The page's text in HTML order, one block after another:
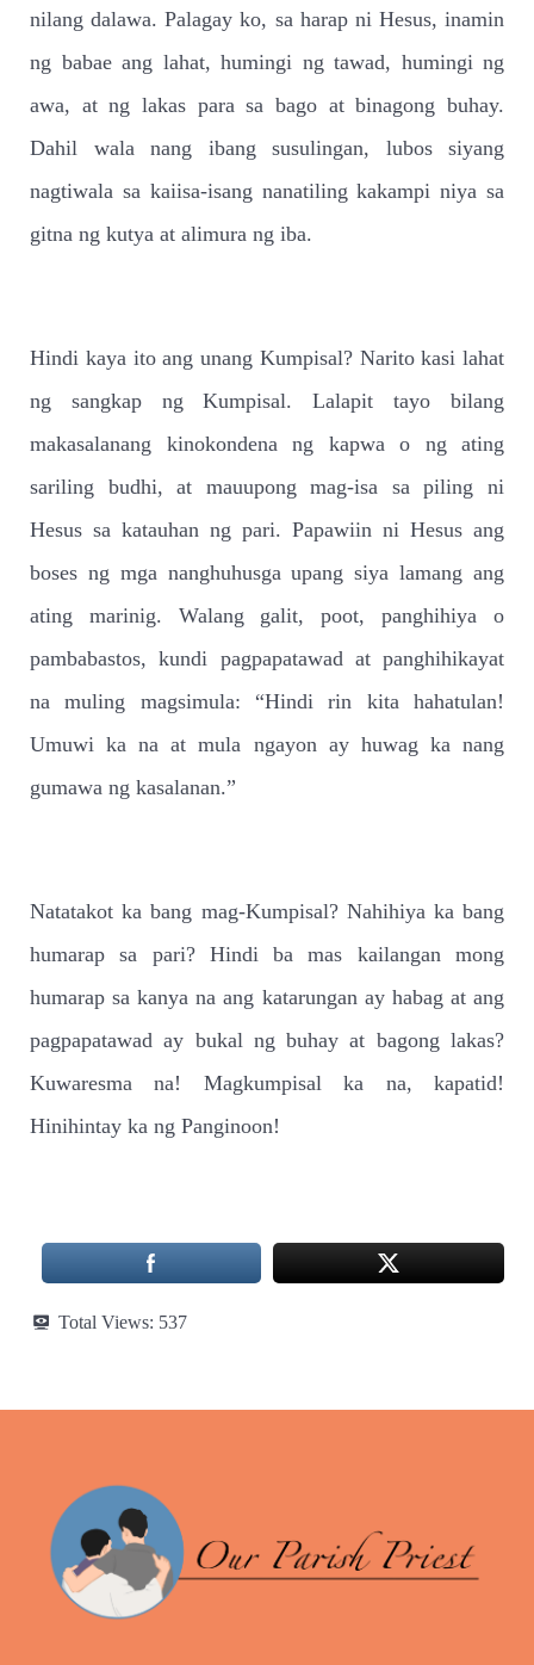
nilang dalawa. Palagay ko, sa harap ni Hesus, inamin
ng babae ang lahat, humingi ng tawad, humingi ng
awa, at ng lakas para sa bago at binagong buhay.
Dahil wala nang ibang susulingan, lubos siyang
nagtiwala sa kaiisa-isang nanatiling kakampi niya sa
gitna ng kutya at alimura ng iba.
Hindi kaya ito ang unang Kumpisal? Narito kasi lahat
ng sangkap ng Kumpisal. Lalapit tayo bilang
makasalanang kinokondena ng kapwa o ng ating
sariling budhi, at mauupong mag-isa sa piling ni
Hesus sa katauhan ng pari. Papawiin ni Hesus ang
boses ng mga nanghuhusga upang siya lamang ang
ating marinig. Walang galit, poot, panghihiya o
pambabastos, kundi pagpapatawad at panghihikayat
na muling magsimula: “Hindi rin kita hahatulan!
Umuwi ka na at mula ngayon ay huwag ka nang
gumawa ng kasalanan.”
Natatakot ka bang mag-Kumpisal? Nahihiya ka bang
humarap sa pari? Hindi ba mas kailangan mong
humarap sa kanya na ang katarungan ay habag at ang
pagpapatawad ay bukal ng buhay at bagong lakas?
Kuwaresma na! Magkumpisal ka na, kapatid!
Hinihintay ka ng Panginoon!
Total Views: 537